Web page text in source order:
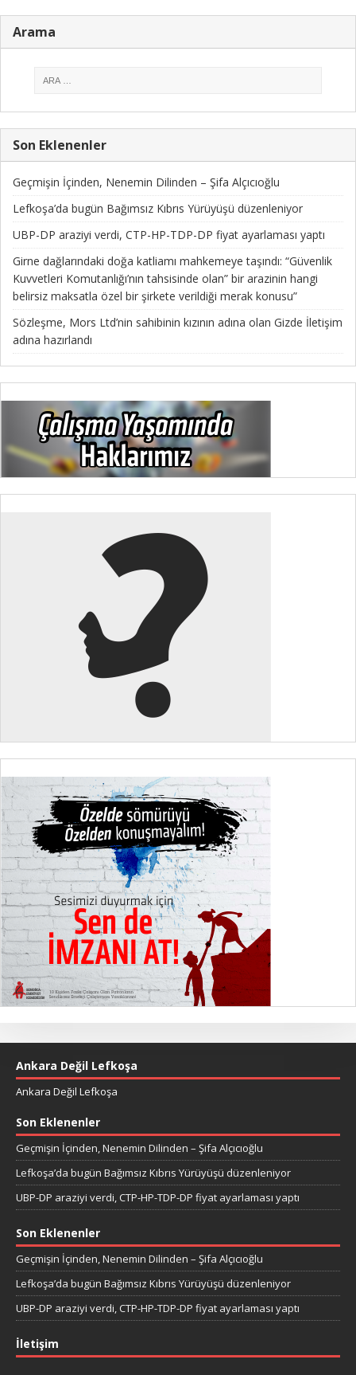
Arama
Son Eklenenler
Geçmişin İçinden, Nenemin Dilinden – Şifa Alçıcıoğlu
Lefkoşa’da bugün Bağımsız Kıbrıs Yürüyüşü düzenleniyor
UBP-DP araziyi verdi, CTP-HP-TDP-DP fiyat ayarlaması yaptı
Girne dağlarındaki doğa katliamı mahkemeye taşındı: “Güvenlik
Kuvvetleri Komutanlığı’nın tahsisinde olan” bir arazinin hangi
belirsiz maksatla özel bir şirkete verildiği merak konusu”
Sözleşme, Mors Ltd’nin sahibinin kızının adına olan Gizde İletişim
adına hazırlandı
Ankara Değil Lefkoşa
Ankara Değil Lefkoşa
Son Eklenenler
Geçmişin İçinden, Nenemin Dilinden – Şifa Alçıcıoğlu
Lefkoşa’da bugün Bağımsız Kıbrıs Yürüyüşü düzenleniyor
UBP-DP araziyi verdi, CTP-HP-TDP-DP fiyat ayarlaması yaptı
Son Eklenenler
Geçmişin İçinden, Nenemin Dilinden – Şifa Alçıcıoğlu
Lefkoşa’da bugün Bağımsız Kıbrıs Yürüyüşü düzenleniyor
UBP-DP araziyi verdi, CTP-HP-TDP-DP fiyat ayarlaması yaptı
İletişim